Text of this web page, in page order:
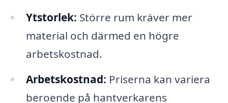
Ytstorlek: Större rum kräver mer
material och därmed en högre
arbetskostnad.
Arbetskostnad: Priserna kan variera
beroende på hantverkarens